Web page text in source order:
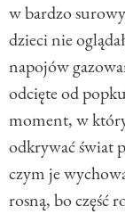
w bardzo
dzieci nie
napojów
odcięte od
moment, w
odkrywać świat
czym je
rosną, bo część